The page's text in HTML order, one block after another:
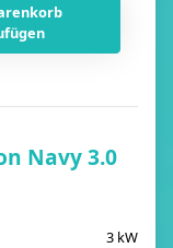
Navy 3.0
3 kW